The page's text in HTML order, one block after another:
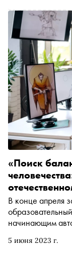
5 июня 2023 г.
«Поиск
В конце апреля
начинающим
трека